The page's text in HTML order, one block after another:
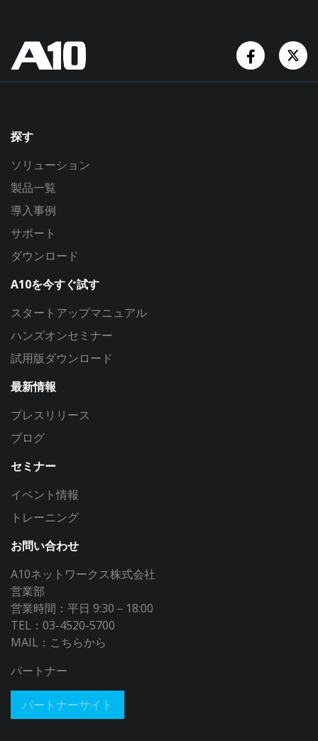
探す
ソリューション
製品一覧
導入事例
サポート
ダウンロード
A10を今すぐ試す
スタートアップマニュアル
ハンズオンセミナー
試用版ダウンロード
最新情報
プレスリリース
ブログ
セミナー
イベント情報
トレーニング
お問い合わせ
A10ネットワークス株式会社
営業部
営業時間：平日 9:30－18:00
TEL：03-4520-5700
MAIL： こちらから
パートナー
パートナーサイト